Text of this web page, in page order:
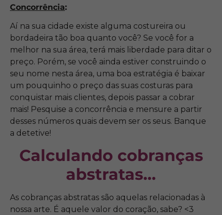
Concorrência:
Aí na sua cidade existe alguma costureira ou
bordadeira tão boa quanto você? Se você for a
melhor na sua área, terá mais liberdade para ditar o
preço. Porém, se você ainda estiver construindo o
seu nome nesta área, uma boa estratégia é baixar
um pouquinho o preço das suas costuras para
conquistar mais clientes, depois passar a cobrar
mais! Pesquise a concorrência e mensure a partir
desses números quais devem ser os seus. Banque
a detetive!
Calculando cobranças
abstratas…
As cobranças abstratas são aquelas relacionadas à
nossa arte. É aquele valor do coração, sabe? <3